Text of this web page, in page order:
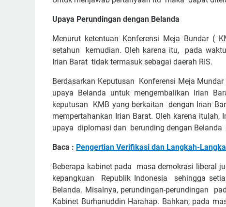
Upaya Perundingan dengan Belanda
Menurut ketentuan Konferensi Meja Bundar (
setahun kemudian. Oleh karena itu, pada
Irian Barat tidak termasuk sebagai daerah RIS.
Berdasarkan Keputusan Konferensi Meja
upaya Belanda untuk mengembalikan Irian
keputusan KMB yang berkaitan dengan Irian
mempertahankan Irian Barat. Oleh karena
upaya diplomasi dan berunding dengan Belanda
Baca : Pengertian Verifikasi dan Langkah-
Beberapa kabinet pada masa demokrasi liberal
kepangkuan Republik Indonesia sehingga
Belanda. Misalnya, perundingan-perundingan
Kabinet Burhanuddin Harahap. Bahkan, pada